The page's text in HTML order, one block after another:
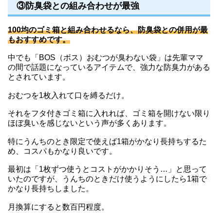
③防臭袋との組み合わせが最強
100均のゴミ箱と組み合わせるなら、防臭袋との併用が最
もおすすめです。
中でも「BOS（ボス）おむつが臭わない袋」は先輩ママ
の間で話題になっているアイテムで、強力な防臭力がある
とされています。
おむつを1枚入れて口を縛るだけ。
それをフタ付きゴミ箱に入れれば、ゴミ箱を開けない限り
ほぼ臭いを感じないという声が多くあります。
特にうんちのとき限定で使えば1箱がかなり長持ちするた
め、コスパもかなり良いです。
最初は「1枚ずつ使うとコストがかかりそう…」と思って
いたのですが、うんちのときだけ使うようにしたら1箱で
かなり長持ちしました。
月換算にすると数百円程度。